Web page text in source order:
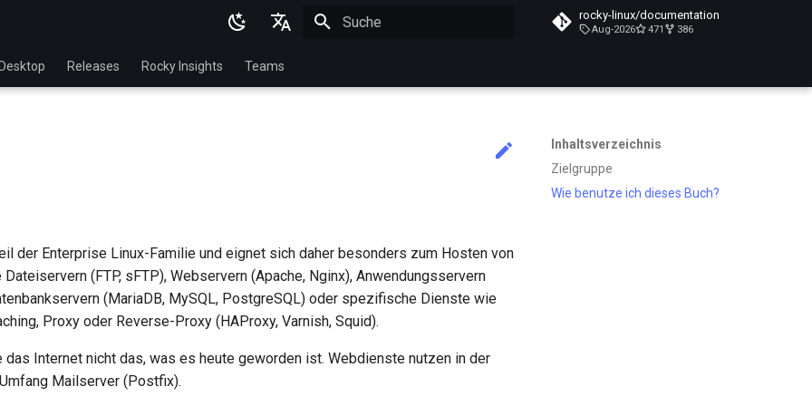
English
日本語
한국어
简体中文
rocky-linux/documentation
Aug-2026 471 386
Desktop Releases Rocky Insights Teams
Inhaltsverzeichnis
Zielgruppe
Wie benutze ich dieses Buch?
der Enterprise Linux-Familie und eignet sich daher besonders zum Hosten von
(FTP, sFTP), Webservern (Apache, Nginx), Anwendungsservern
(MariaDB, MySQL, PostgreSQL) oder spezifische Dienste wie
Proxy oder Reverse-Proxy (HAProxy, Varnish, Squid).
das Internet nicht das, was es heute geworden ist. Webdienste nutzen in der
Mailserver (Postfix).